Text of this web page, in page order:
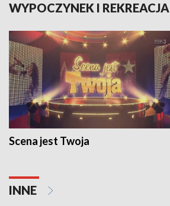
WYPOCZYNEK I REKREACJA
Scena jest Twoja
INNE